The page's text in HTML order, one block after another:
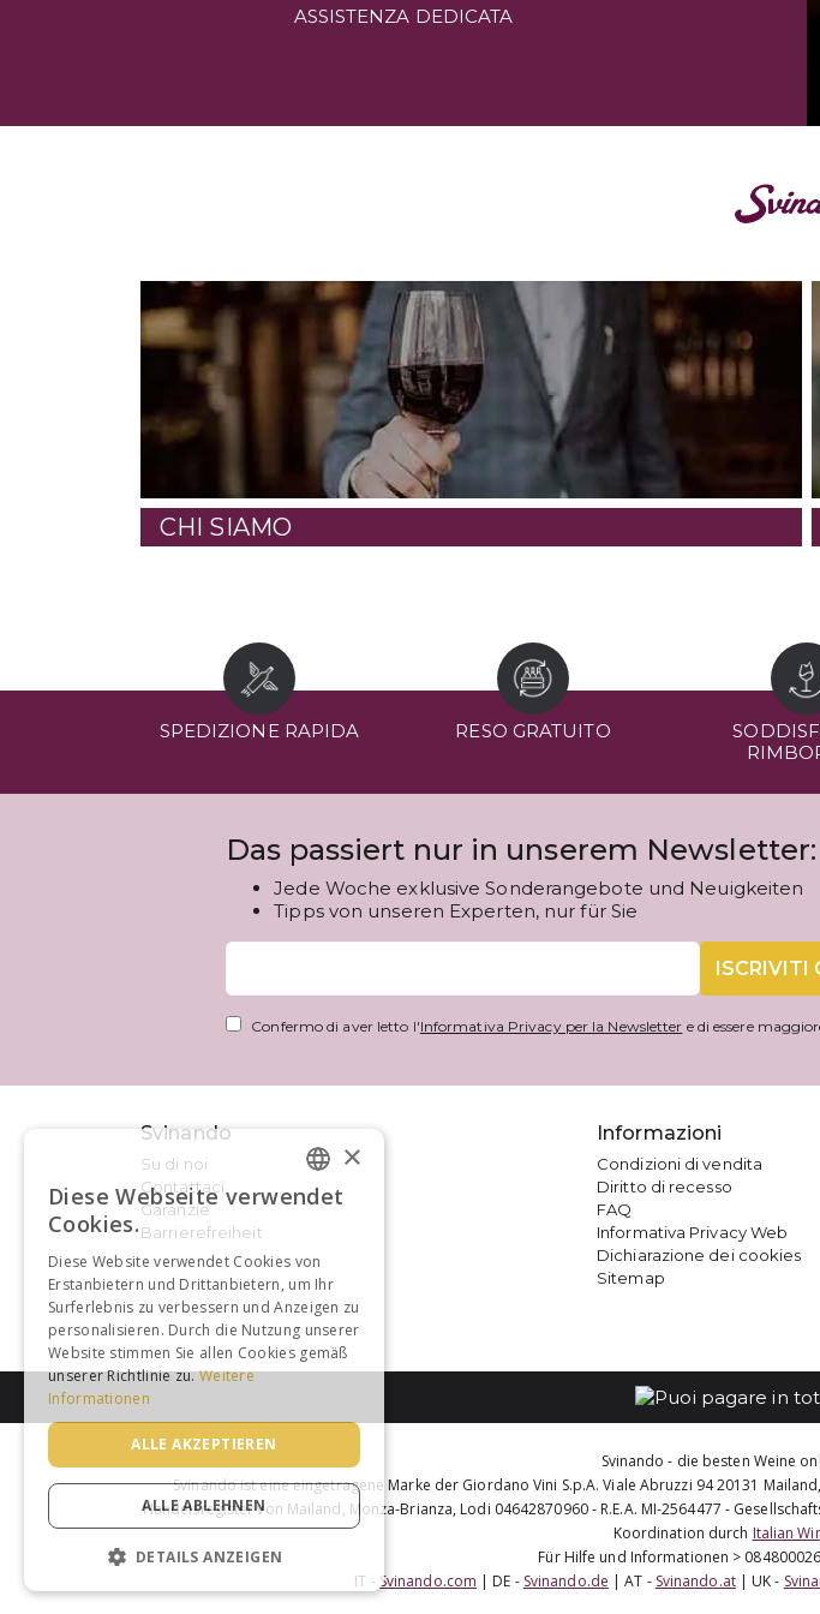
ASSISTENZA DEDICATA
CHI SIAMO
SPEDIZIONE RAPIDA RESO GRATUITO
Das passiert nur in unserem Newsletter:
Jede Woche exklusive Sonderangebote und Neuigkeiten
Tipps von unseren Experten, nur für Sie
ISCRIVITI
Confermo di aver letto l'Informativa Privacy per la Newsletter e di essere
Svinando
Su di noi
Contattaci
Garanzie
Barrierefreiheit
Informazioni
Condizioni di vendita
Diritto di recesso
FAQ
Informativa Privacy Web
Dichiarazione dei cookies
Sitemap
Svinando - die besten Weine
Svinando ist eine eingetragene Marke der Giordano Vini S.p.A. Viale Abruzzi 94 20131
Handelsregister von Mailand, Monza-Brianza, Lodi 04642870960 - R.E.A. MI-2564477 -
Koordination durch Italian
Für Hilfe und Informationen >
IT - Svinando.com | DE - Svinando.de | AT - Svinando.at| UK -
GERMAN
×
Diese Webseite verwendet
Cookies.
Diese Website verwendet Cookies von
Erstanbietern und Drittanbietern, um Ihr
Surferlebnis zu verbessern und Anzeigen zu
personalisieren. Durch die Nutzung unserer
Website stimmen Sie allen Cookies gemäß
unserer Richtlinie zu.Weitere
Informationen
ALLE AKZEPTIEREN
ALLE ABLEHNEN
DETAILS ANZEIGEN
UNBEDINGT ERFORDERLICH